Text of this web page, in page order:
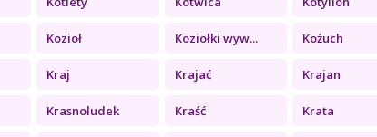
Kozioł Koziołki wyw... Kożuch
Kraj Krajać Krajan
Krasnoludek Kraść Krata